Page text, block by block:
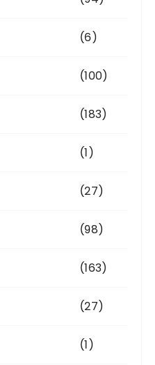
(6)
(100)
(183)
(1)
(27)
(98)
(163)
(27)
(1)